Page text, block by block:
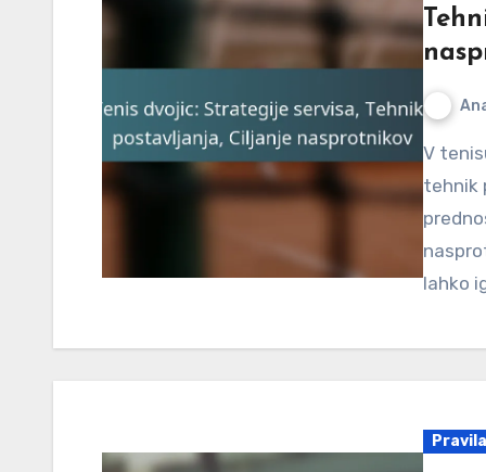
V tenisu dvojic je obvladovanje strategij servisa in
tehnik
lahko